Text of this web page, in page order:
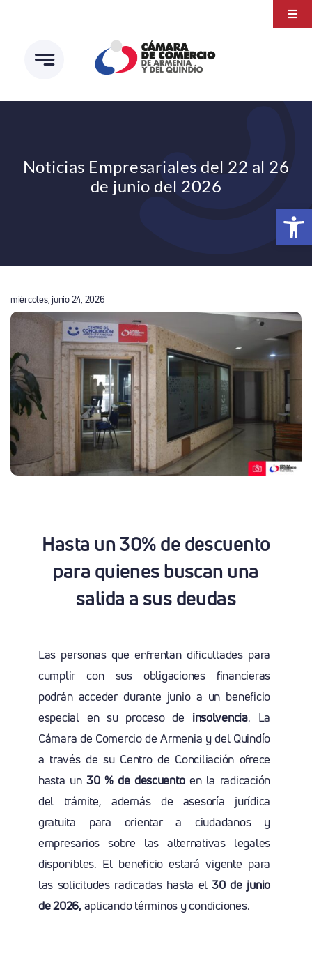
Abrir
contenido
Noticias Empresariales del 22 al 26
de junio del 2026
miércoles, junio 24, 2026
Hasta un 30% de descuento
para quienes buscan una
salida a sus deudas
Las personas que enfrentan dificultades para
cumplir con sus obligaciones financieras
podrán acceder durante junio a un beneficio
especial en su proceso de insolvencia. La
Cámara de Comercio de Armenia y del Quindío
a través de su Centro de Conciliación ofrece
hasta un 30 % de descuentoen la radicación
del trámite, además de asesoría jurídica
gratuita para orientar a ciudadanos y
empresarios sobre las alternativas legales
disponibles. El beneficio estará vigente para
las solicitudes radicadas hasta el30 de junio
de 2026,aplicando términos y condiciones.